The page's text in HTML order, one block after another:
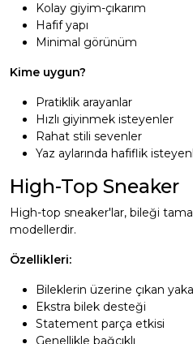
Kolay giyim-çıkarım
Hafif yapı
Minimal görünüm
Kime uygun?
Pratiklik arayanlar
Hızlı giyinmek isteyenler
Rahat stili sevenler
Yaz aylarında hafiflik
High-Top Sneaker
High-top sneaker'lar, bileği
modellerdir.
Özellikleri:
Bileklerin üzerine çıkan yaka
Ekstra bilek desteği
Statement parça etkisi
Genellikle bağcıklı